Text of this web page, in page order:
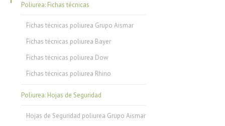
Poliurea: Fichas técnicas
Fichas técnicas poliurea Grupo Aismar
Fichas técnicas poliurea Bayer
Fichas técnicas poliurea Dow
Fichas técnicas poliurea Rhino
Poliurea: Hojas de Seguridad
Hojas de Seguridad poliurea Grupo Aismar